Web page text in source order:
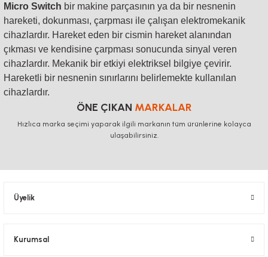
Micro Switch bir makine parçasının ya da bir nesnenin
hareketi, dokunması, çarpması ile çalışan elektromekanik
cihazlardır. Hareket eden bir cismin hareket alanından
çıkması ve kendisine çarpması sonucunda sinyal veren
cihazlardır. Mekanik bir etkiyi elektriksel bilgiye çevirir.
Hareketli bir nesnenin sınırlarını belirlemekte kullanılan
cihazlardır.
ÖNE ÇIKAN MARKALAR
Hızlıca marka seçimi yaparak ilgili markanın tüm ürünlerine kolayca
ulaşabilirsiniz.
Üyelik
Kurumsal